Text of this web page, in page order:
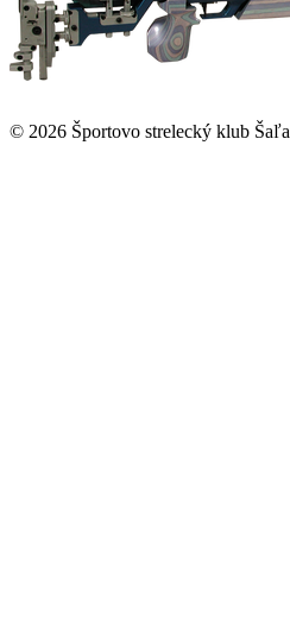
© 2026 Športovo strelecký klub Šaľa